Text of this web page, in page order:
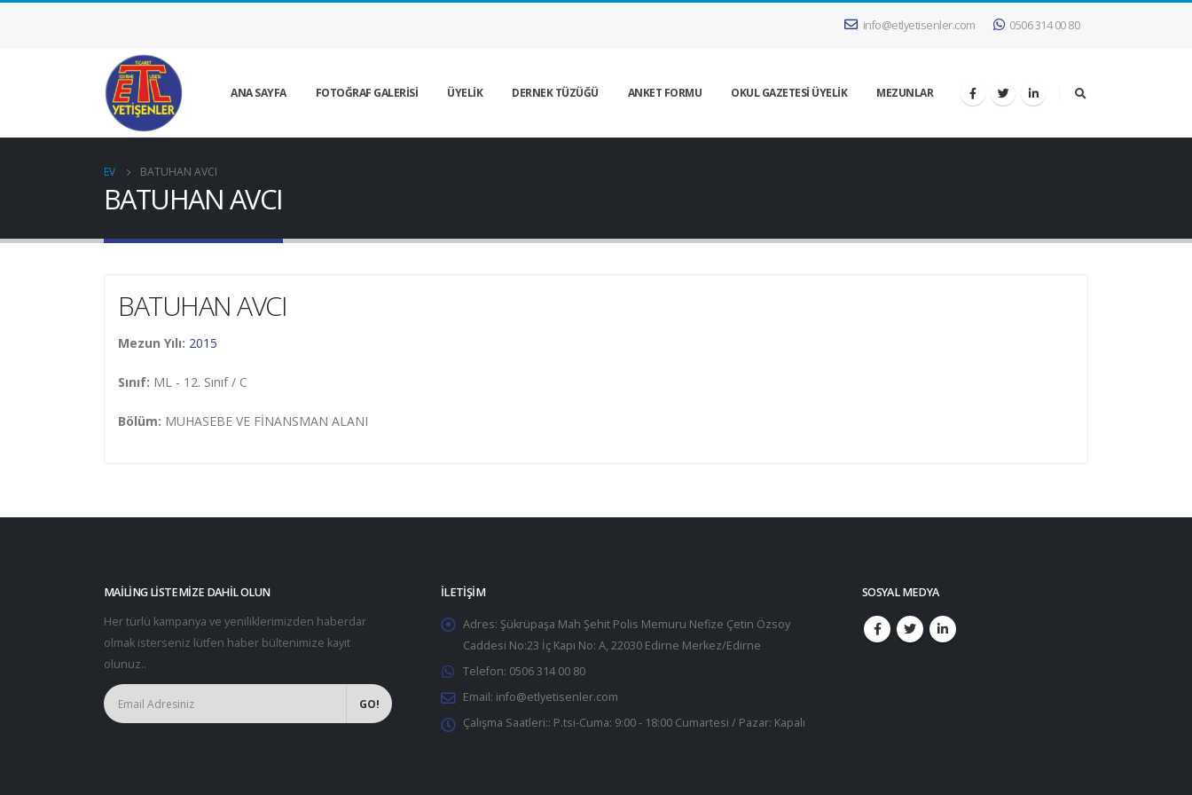
info@etlyetisenler.com 0506 314 00 80
ANA SAYFA FOTOĞRAF GALERİSİ ÜYELİK DERNEK TÜZÜĞÜ ANKET FORMU OKUL GAZETESİ ÜYELİK MEZUNLAR
EV BATUHAN AVCI
BATUHAN AVCI
BATUHAN AVCI
Mezun Yılı: 2015
Sınıf: ML - 12. Sınıf / C
Bölüm: MUHASEBE VE FİNANSMAN ALANI
MAILING LISTEMIZE DAHIL OLUN
Her türlü kampanya ve yeniliklerimizden haberdar
olmak isterseniz lütfen haber bültenimize kayıt
olunuz..
İLETIŞIM
Adres: Şükrüpaşa Mah Şehit Polis Memuru Nefize Çetin Özsoy
Caddesi No:23 İç Kapı No: A, 22030 Edirne Merkez/Edirne
Telefon: 0506 314 00 80
Email: info@etlyetisenler.com
Çalışma Saatleri:: P.tsi-Cuma: 9:00 - 18:00 Cumartesi / Pazar: Kapalı
SOSYAL MEDYA